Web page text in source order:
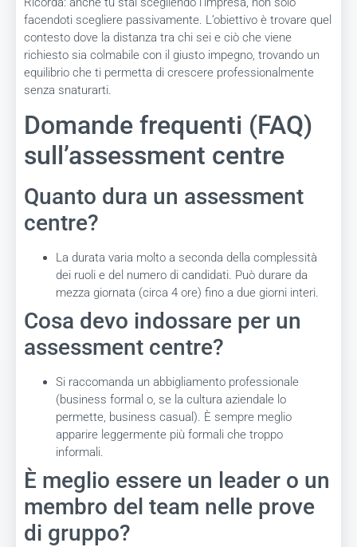
facendoti scegliere passivamente. L’obiettivo è trovare quel
contesto dove la distanza tra chi sei e ciò che viene
richiesto sia colmabile con il giusto impegno, trovando un
equilibrio che ti permetta di crescere professionalmente
senza snaturarti.
Domande frequenti (FAQ)
sull’assessment centre
Quanto dura un assessment
centre?
La durata varia molto a seconda della complessità
dei ruoli e del numero di candidati. Può durare da
mezza giornata (circa 4 ore) fino a due giorni interi.
Cosa devo indossare per un
assessment centre?
Si raccomanda un abbigliamento professionale
(business formal o, se la cultura aziendale lo
permette, business casual). È sempre meglio
apparire leggermente più formali che troppo
informali.
È meglio essere un leader o un
membro del team nelle prove
di gruppo?